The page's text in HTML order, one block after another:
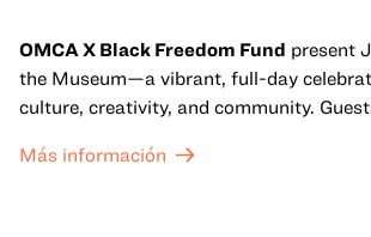
OMCA X Black Freedom Fund present
the Museum—a vibrant, full-day
culture, creativity, and community.
sets from boundary-pushing artists,
Más información